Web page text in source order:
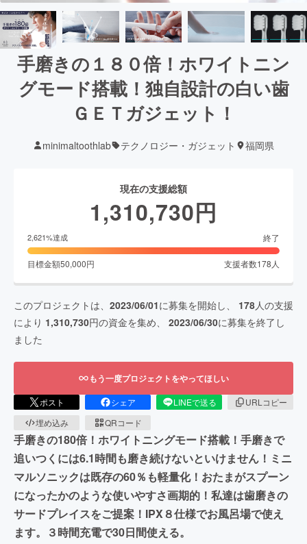
手磨きの１８０倍！ホワイトニン
グモード搭載！独自設計の白い歯
ＧＥＴガジェット！
minimaltoothlab テクノロジー・ガジェット 福岡県
現在の支援総額
1,310,730円
2,621%達成 終了
目標金額50,000円 支援者数178 人
このプロジェクトは、 2023/06/01に募集を開始し、 178人の支援
により 1,310,730円の資金を集め、 2023/06/30に募集を終了し
ました
もう一度プロジェクトをやってほしい
ポスト シェア LINEで送る
URLコピー
埋め込み
QRコード
手磨きの180倍！ホワイトニングモード搭載！手磨きで
追いつくには6.1時間も磨き続けないといけません！ミニ
マルソニックは既存の60％も軽量化！おたまがスプーン
になったかのような使いやすさ画期的！私達は歯磨きの
サードプレイスをご提案！IPX８仕様でお風呂場で使え
ます。３時間充電で30日間使える。